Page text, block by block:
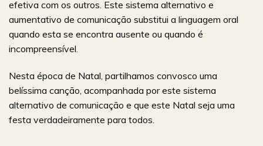
efetiva com os outros. Este sistema alternativo e
aumentativo de comunicação substitui a linguagem oral
quando esta se encontra ausente ou quando é
incompreensível.
Nesta época de Natal, partilhamos convosco uma
belíssima canção, acompanhada por este sistema
alternativo de comunicação e que este Natal seja uma
festa verdadeiramente para todos.